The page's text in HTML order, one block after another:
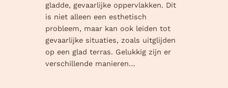
gladde, gevaarlijke oppervlakken. Dit
is niet alleen een esthetisch
probleem, maar kan ook leiden tot
gevaarlijke situaties, zoals uitglijden
op een glad terras. Gelukkig zijn er
verschillende manieren…